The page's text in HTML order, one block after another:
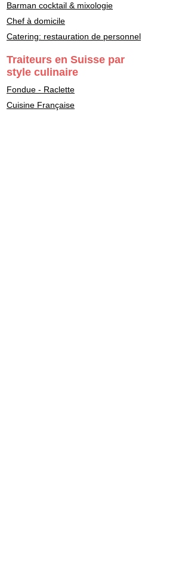
Barman cocktail & mixologie
Chef à domicile
Catering: restauration de personnel
Traiteurs en Suisse par
style culinaire
Fondue - Raclette
Cuisine Française